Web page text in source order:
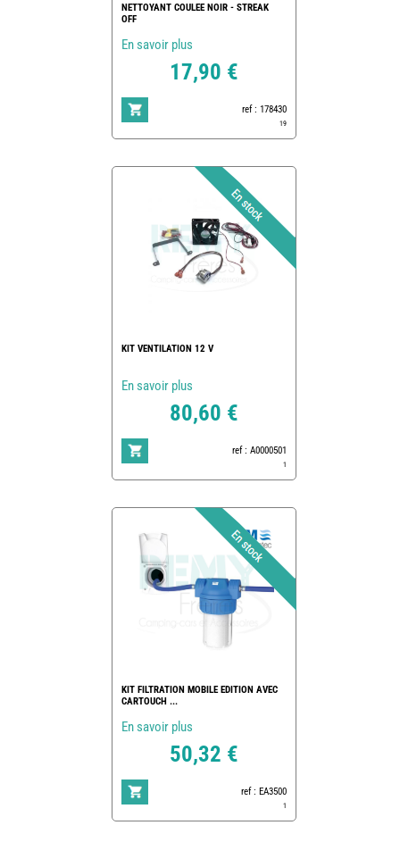
NETTOYANT COULEE NOIR - STREAK
OFF
En savoir plus
17,90 €
ref : 178430
19
KIT VENTILATION 12 V
En savoir plus
80,60 €
ref : A0000501
1
KIT FILTRATION MOBILE EDITION AVEC
CARTOUCH ...
En savoir plus
50,32 €
ref : EA3500
1